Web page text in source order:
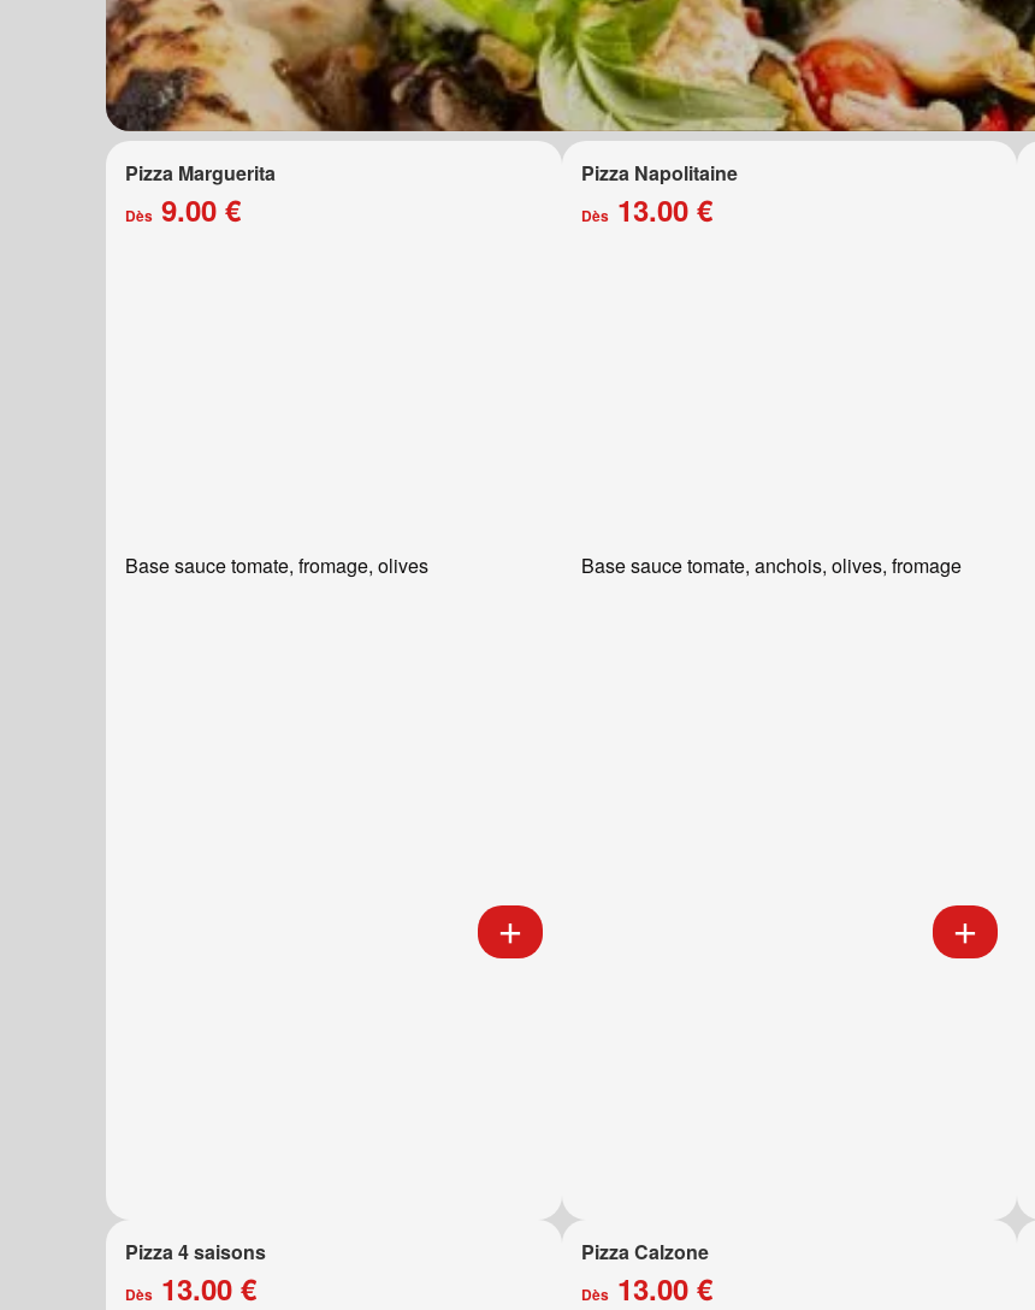
Pizza Marguerita
Dès 9.00 €
Base sauce tomate, fromage, olives
Pizza Napolitaine
Dès13.00 €
Base sauce tomate, anchois, olives, fromage
Pizza 4 saisons
Dès 13.00 €
Pizza Calzone
Dès13.00 €